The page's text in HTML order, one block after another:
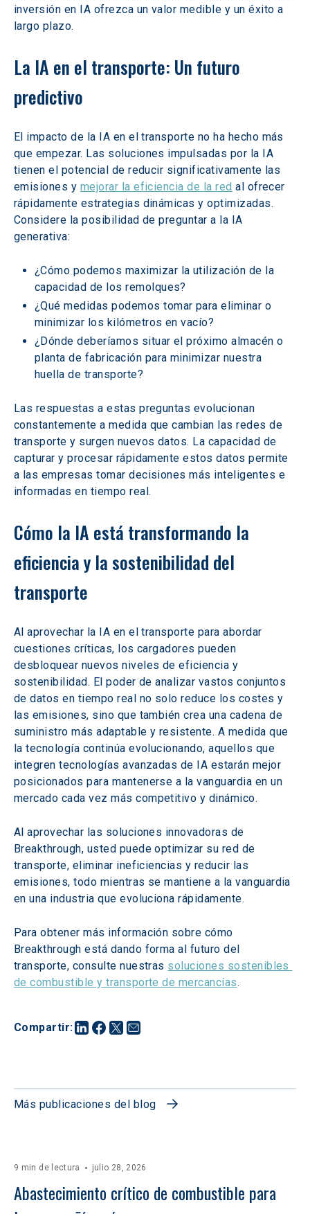
Compartir:
inversión en IA ofrezca un valor medible y un éxito a
largo plazo.
La IA en el transporte: Un futuro
predictivo
El impacto de la IA en el transporte no ha hecho más
que empezar. Las soluciones impulsadas por la IA
tienen el potencial de reducir significativamente las
emisiones y mejorar la eficiencia de la red al ofrecer
rápidamente estrategias dinámicas y optimizadas.
Considere la posibilidad de preguntar a la IA
generativa:
¿Cómo podemos maximizar la utilización de la
capacidad de los remolques?
¿Qué medidas podemos tomar para eliminar o
minimizar los kilómetros en vacío?
¿Dónde deberíamos situar el próximo almacén o
planta de fabricación para minimizar nuestra
huella de transporte?
Las respuestas a estas preguntas evolucionan
constantemente a medida que cambian las redes de
transporte y surgen nuevos datos. La capacidad de
capturar y procesar rápidamente estos datos permite
a las empresas tomar decisiones más inteligentes e
informadas en tiempo real.
Cómo la IA está transformando la
eficiencia y la sostenibilidad del
transporte
Al aprovechar la IA en el transporte para abordar
cuestiones críticas, los cargadores pueden
desbloquear nuevos niveles de eficiencia y
sostenibilidad. El poder de analizar vastos conjuntos
de datos en tiempo real no solo reduce los costes y
las emisiones, sino que también crea una cadena de
suministro más adaptable y resistente. A medida que
la tecnología continúa evolucionando, aquellos que
integren tecnologías avanzadas de IA estarán mejor
posicionados para mantenerse a la vanguardia en un
mercado cada vez más competitivo y dinámico.
Al aprovechar las soluciones innovadoras de
Breakthrough, usted puede optimizar su red de
transporte, eliminar ineficiencias y reducir las
emisiones, todo mientras se mantiene a la vanguardia
en una industria que evoluciona rápidamente.
Para obtener más información sobre cómo
Breakthrough está dando forma al futuro del
transporte, consulte nuestras soluciones sostenibles
de combustible y transporte de mercancías.
Más publicaciones del blog
9 min de lectura julio 28, 2026
Abastecimiento crítico de combustible para